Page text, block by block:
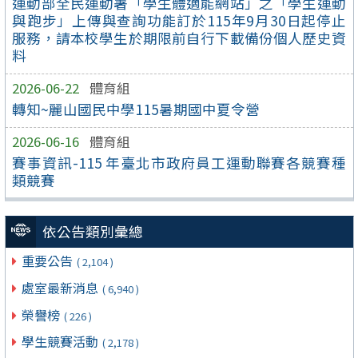
與跑步」上傳與查詢功能訂於115年9月30日起停止
服務，請本校學生於期限前自行下載備份個人歷史資
料
2026-06-22 體育組
轉知~麗山國民中學115暑期國中夏令營
2026-06-16 體育組
賽事資訊-115 年臺北市政府員工運動聯賽各競賽種
類競賽
依公告類別彙總
重要公告 ( 2,104 )
處室最新消息 ( 6,940 )
榮譽榜 ( 226 )
學生競賽活動 ( 2,178 )